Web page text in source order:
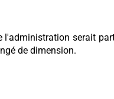
serait
de dimension.